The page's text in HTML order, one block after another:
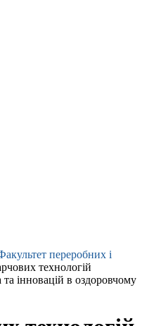
переробних і
технологій
та інновацій в оздоровчому